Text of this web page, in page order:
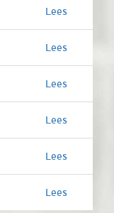
Lees
Lees
Lees
Lees
Lees
Lees